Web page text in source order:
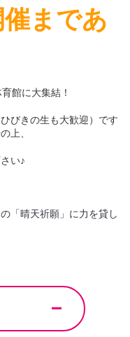
まであ
館に大集結！
びきの生も大歓迎）です
上、
い♪
「晴天祈願」に力を貸し